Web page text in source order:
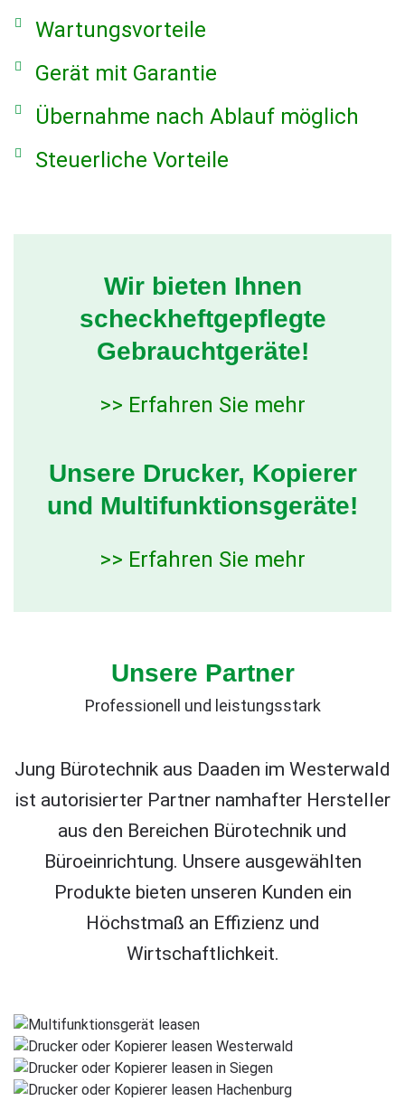
Wartungsvorteile
Gerät mit Garantie
Übernahme nach Ablauf möglich
Steuerliche Vorteile
Wir bieten Ihnen
scheckheftgepflegte
Gebrauchtgeräte!
>> Erfahren Sie mehr
Unsere Drucker, Kopierer
und Multifunktionsgeräte!
>> Erfahren Sie mehr
Unsere Partner
Professionell und leistungsstark
Jung Bürotechnik aus Daaden im Westerwald
ist autorisierter Partner namhafter Hersteller
aus den Bereichen Bürotechnik und
Büroeinrichtung. Unsere ausgewählten
Produkte bieten unseren Kunden ein
Höchstmaß an Effizienz und
Wirtschaftlichkeit.